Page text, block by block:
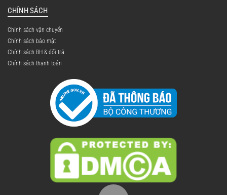
CHÍNH SÁCH
Chính sách vận chuyển
Chính sách bảo mật
Chính sách BH & đổi trả
Chính sách thanh toán